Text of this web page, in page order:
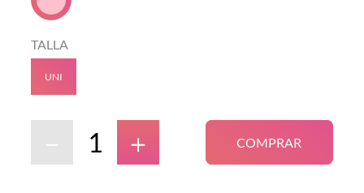
TALLA
UNI
＋
－ COMPRAR